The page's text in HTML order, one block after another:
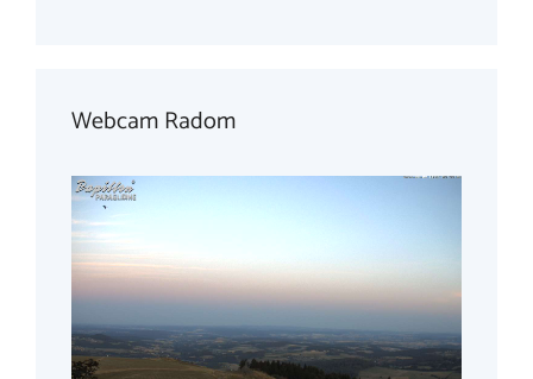
Webcam Radom